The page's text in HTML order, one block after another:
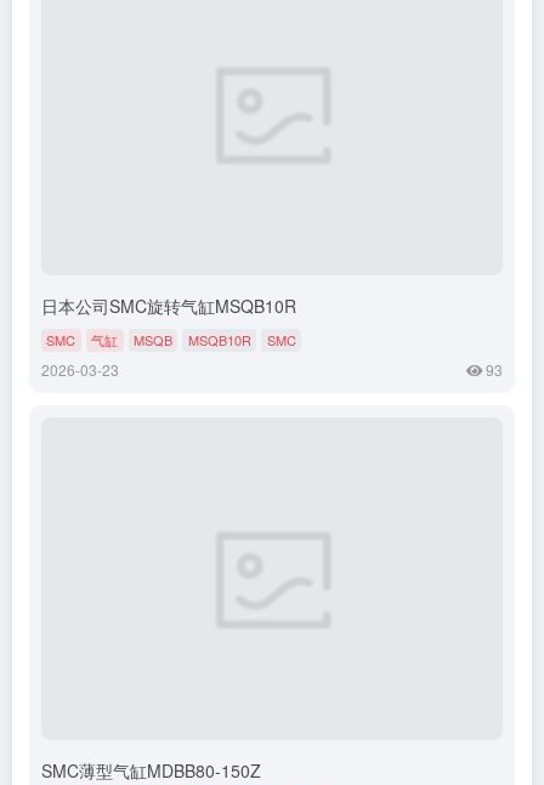
日本公司SMC旋转气缸MSQB10R
SMC 气缸 MSQB MSQB10R SMC
2026-03-23 93
SMC薄型气缸MDBB80-150Z